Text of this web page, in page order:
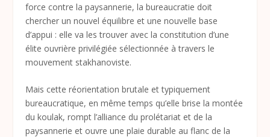
force contre la paysannerie, la bureaucratie doit
chercher un nouvel équilibre et une nouvelle base
d’appui : elle va les trouver avec la constitution d’une
élite ouvrière privilégiée sélectionnée à travers le
mouvement stakhanoviste.
Mais cette réorientation brutale et typiquement
bureaucratique, en même temps qu’elle brise la montée
du koulak, rompt l’alliance du prolétariat et de la
paysannerie et ouvre une plaie durable au flanc de la